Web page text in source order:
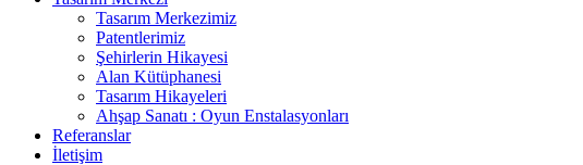
Tasarım Merkezimiz
Patentlerimiz
Şehirlerin Hikayesi
Alan Kütüphanesi
Tasarım Hikayeleri
Ahşap Sanatı : Oyun Enstalasyonları
Referanslar
İletişim